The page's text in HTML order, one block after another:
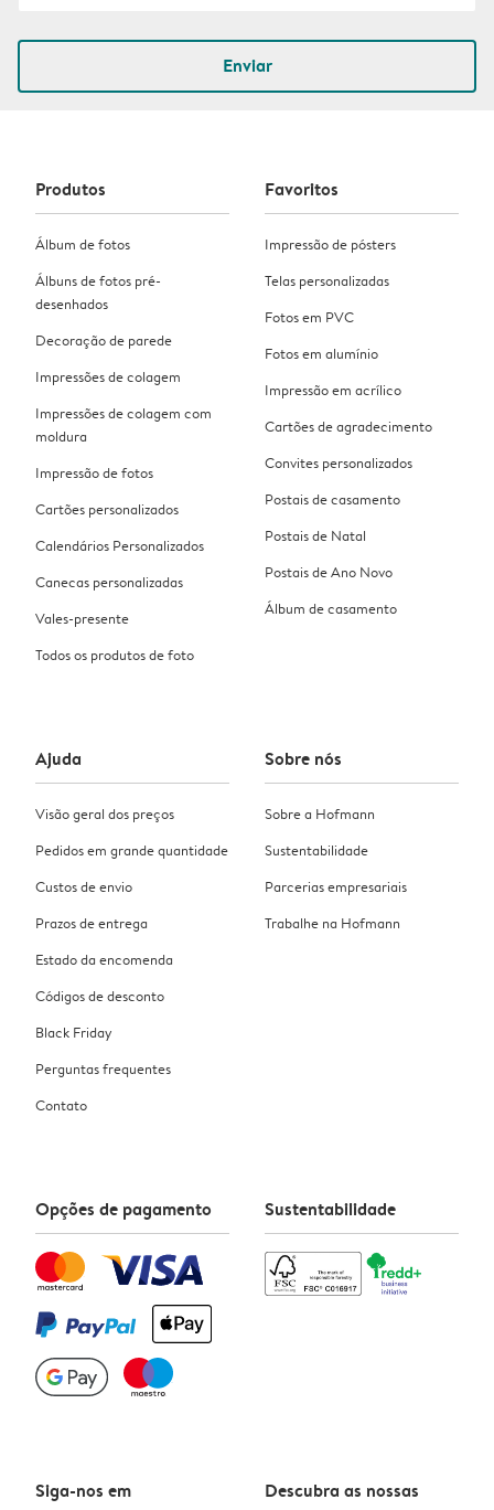
Enviar
Produtos
Álbum de fotos
Álbuns de fotos pré-
desenhados
Decoração de parede
Impressões de colagem
Impressões de colagem com
moldura
Impressão de fotos
Cartões personalizados
Calendários Personalizados
Canecas personalizadas
Vales-presente
Todos os produtos de foto
Favoritos
Impressão de pósters
Telas personalizadas
Fotos em PVC
Fotos em alumínio
Impressão em acrílico
Cartões de agradecimento
Convites personalizados
Postais de casamento
Postais de Natal
Postais de Ano Novo
Álbum de casamento
Ajuda
Visão geral dos preços
Pedidos em grande quantidade
Custos de envio
Prazos de entrega
Estado da encomenda
Códigos de desconto
Black Friday
Perguntas frequentes
Contato
Sobre nós
Sobre a Hofmann
Sustentabilidade
Parcerias empresariais
Trabalhe na Hofmann
Opções de pagamento Sustentabilidade
Siga-nos em
Descubra as nossas